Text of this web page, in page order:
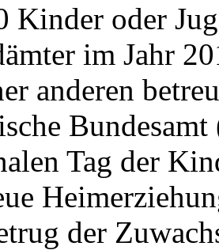
Kinder oder
im Jahr
anderen
Tag der
der